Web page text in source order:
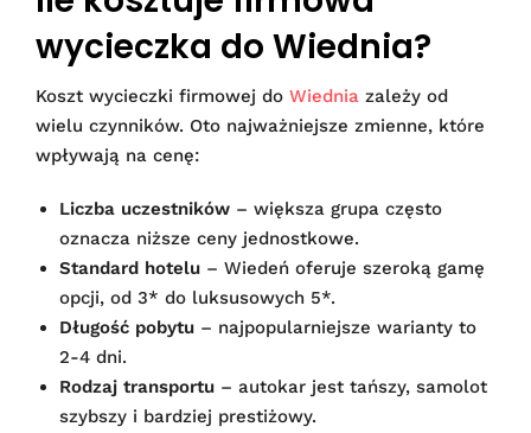
wycieczka do Wiednia?
Koszt wycieczki firmowej do Wiednia zależy od
wielu czynników. Oto najważniejsze zmienne, które
wpływają na cenę:
Liczba uczestników – większa grupa często
oznacza niższe ceny jednostkowe.
Standard hotelu – Wiedeń oferuje szeroką gamę
opcji, od 3* do luksusowych 5*.
Długość pobytu – najpopularniejsze warianty to
2-4 dni.
Rodzaj transportu – autokar jest tańszy, samolot
szybszy i bardziej prestiżowy.